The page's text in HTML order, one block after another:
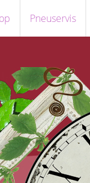
Pneuservis